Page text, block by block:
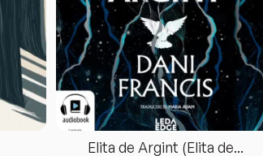
Elita de Argint (Elita de...